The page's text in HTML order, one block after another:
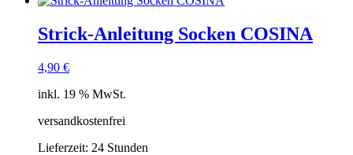
Strick-Anleitung Socken COSINA
4,90 €
inkl. 19 % MwSt.
versandkostenfrei
Lieferzeit: 24 Stunden